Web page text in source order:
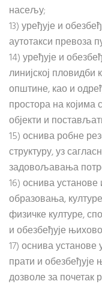
насељу;
13) уређује и
аутотакси превоза
14) уређује и
линијској пловидби
општине, као и
простора на којима
објекти и
15) оснива робне
структуру, уз
задовољавања
16) оснива установе
образовања,
физичке културе,
и обезбеђује
17) оснива установе
прати и
дозволе за почетак